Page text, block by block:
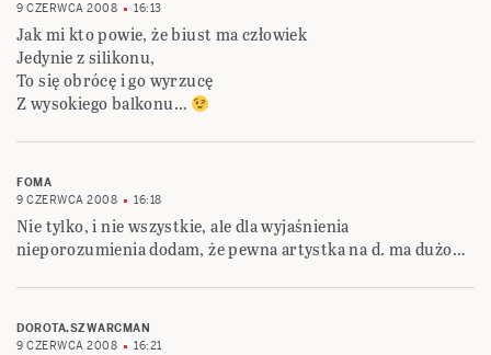
9 CZERWCA 2008
16:13
Jak mi kto powie, że biust ma człowiek
Jedynie z silikonu,
To się obrócę i go wyrzucę
Z wysokiego balkonu…
FOMA
9 CZERWCA 2008
16:18
Nie tylko, i nie wszystkie, ale dla wyjaśnienia
nieporozumienia dodam, że pewna artystka na d. ma dużo…
DOROTA.SZWARCMAN
9 CZERWCA 2008
16:21